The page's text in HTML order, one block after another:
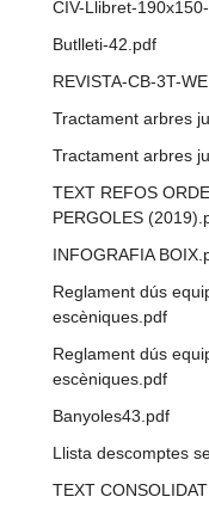
CIV-Llibret-
Butlleti-42.pdf
REVISTA-CB-3T-
Tractament arbres
Tractament arbres
TEXT REFOS
PERGOLES
INFOGRAFIA
Reglament dús
escèniques.pdf
Reglament dús
escèniques.pdf
Banyoles43.pdf
Llista descomptes
TEXT